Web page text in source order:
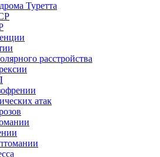
Туретта
расстройства
атак